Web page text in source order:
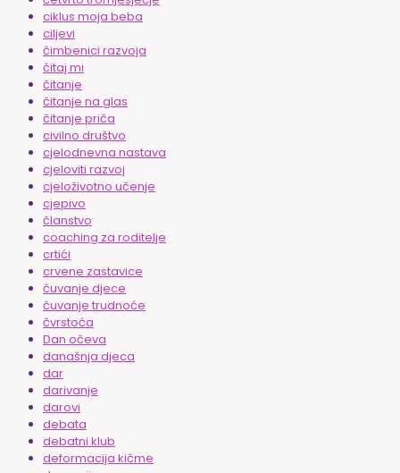
ciklus moja beba
ciljevi
čimbenici razvoja
čitaj mi
čitanje
čitanje na glas
čitanje priča
civilno društvo
cjelodnevna nastava
cjeloviti razvoj
cjeloživotno učenje
cjepivo
članstvo
coaching za roditelje
crtići
crvene zastavice
čuvanje djece
čuvanje trudnoće
čvrstoća
Dan očeva
današnja djeca
dar
darivanje
darovi
debata
debatni klub
deformacija kičme